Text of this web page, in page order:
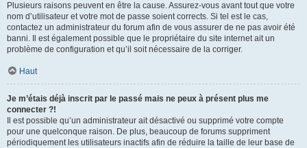
Plusieurs raisons peuvent en être la cause. Assurez-vous avant tout que votre
nom d’utilisateur et votre mot de passe soient corrects. Si tel est le cas,
contactez un administrateur du forum afin de vous assurer de ne pas avoir été
banni. Il est également possible que le propriétaire du site internet ait un
problème de configuration et qu’il soit nécessaire de la corriger.
Haut
Je m’étais déjà inscrit par le passé mais ne peux à présent plus me
connecter ?!
Il est possible qu’un administrateur ait désactivé ou supprimé votre compte
pour une quelconque raison. De plus, beaucoup de forums suppriment
périodiquement les utilisateurs inactifs afin de réduire la taille de leur base de